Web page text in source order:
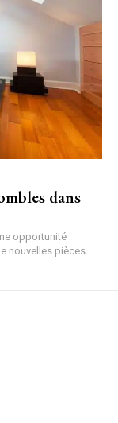
dans
opportunité
nouvelles pièces...